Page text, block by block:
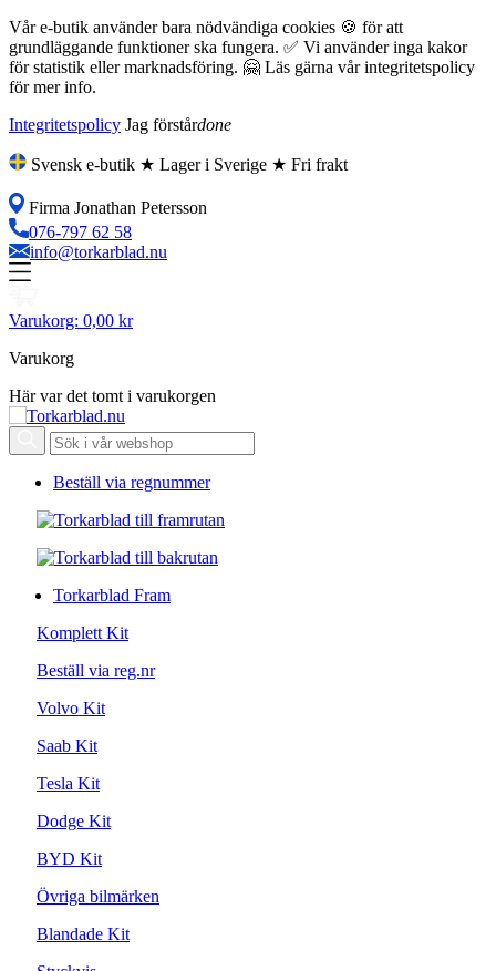
Vår e-butik använder bara nödvändiga cookies 🍪 för att
grundläggande funktioner ska fungera. ✅ Vi använder inga kakor
för statistik eller marknadsföring. 🤗 Läs gärna vår integritetspolicy
för mer info.
Integritetspolicy Jag förstårdone
Svensk e-butik ★ Lager i Sverige ★ Fri frakt
Firma Jonathan Petersson
076-797 62 58
info@torkarblad.nu
Varukorg: 0,00 kr
Varukorg
Här var det tomt i varukorgen
Beställ via regnummer
Torkarblad Fram
Komplett Kit
Beställ via reg.nr
Volvo Kit
Saab Kit
Tesla Kit
Dodge Kit
BYD Kit
Övriga bilmärken
Blandade Kit